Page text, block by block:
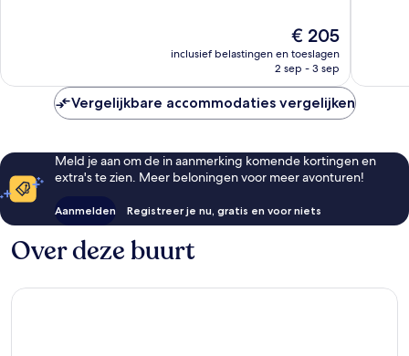
De
prijs
is
€ 205
inclusief belastingen en toeslagen
2 sep - 3 sep
Vergelijkbare accommodaties vergelijken
Meld je aan om de in aanmerking komende kortingen en
extra's te zien. Meer beloningen voor meer avonturen!
Aanmelden Registreer je nu, gratis en voor niets
Over deze buurt